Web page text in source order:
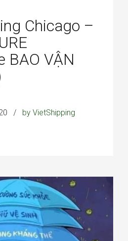
Chicago –
BAO VẬN
by VietShipping